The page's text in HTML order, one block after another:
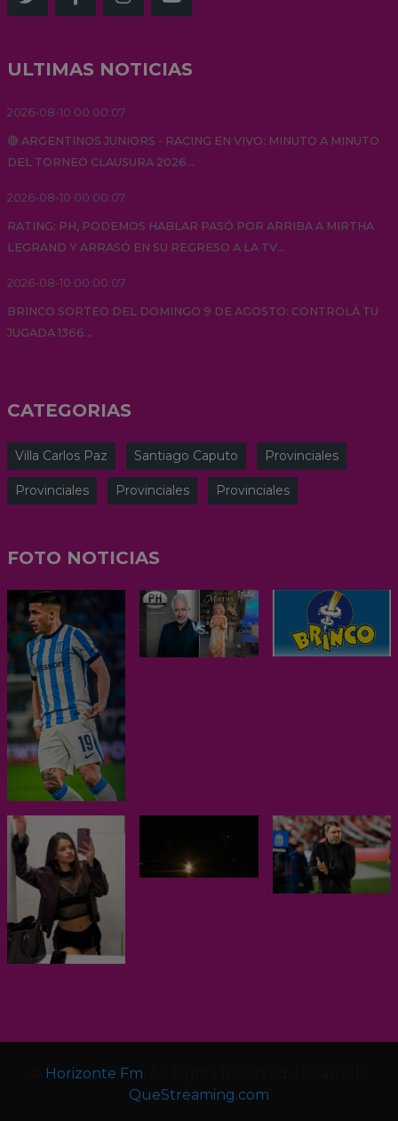
ULTIMAS NOTICIAS
2026-08-10 00:00:07
🔴 ARGENTINOS JUNIORS - RACING EN VIVO: MINUTO A MINUTO
DEL TORNEO CLAUSURA 2026...
2026-08-10 00:00:07
RATING: PH, PODEMOS HABLAR PASÓ POR ARRIBA A MIRTHA
LEGRAND Y ARRASÓ EN SU REGRESO A LA TV...
2026-08-10 00:00:07
BRINCO SORTEO DEL DOMINGO 9 DE AGOSTO: CONTROLÁ TU
JUGADA 1366...
CATEGORIAS
Villa Carlos Paz Santiago Caputo Provinciales
Provinciales Provinciales Provinciales
FOTO NOTICIAS
Horizonte Fm
QueStreaming.com